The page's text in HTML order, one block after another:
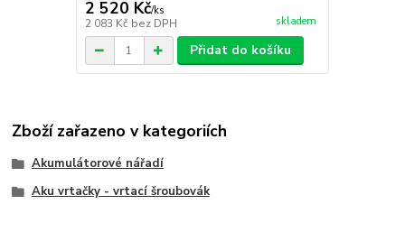
2 520 Kč/ks
2 083 Kč bez DPH skladem
Přidat do košíku
Zboží zařazeno v kategoriích
Akumulátorové nářadí
Aku vrtačky - vrtací šroubovák